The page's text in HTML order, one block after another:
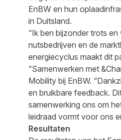
EnBW en hun
in Duitsland.
“Ik ben bijzonder trots
nutsbedrijven en de
energiecyclus maakt dit
“Samenwerken met
Mobility bij EnBW.
en bruikbare feedback.
samenwerking ons om
leidraad vormt voor ons
Resultaten